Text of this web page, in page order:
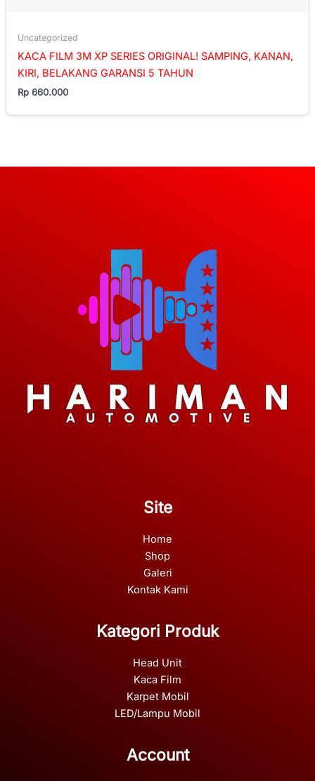
Uncategorized
KACA FILM 3M XP SERIES ORIGINAL! SAMPING, KANAN,
KIRI, BELAKANG GARANSI 5 TAHUN
Rp 660.000
Site
Home
Shop
Galeri
Kontak Kami
Kategori Produk
Head Unit
Kaca Film
Karpet Mobil
LED/Lampu Mobil
Account